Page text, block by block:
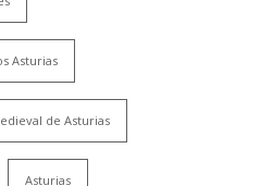
Asturias
de Asturias
Asturias